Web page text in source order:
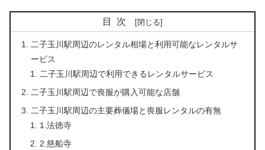
目次
二子玉川駅周辺のレンタル相場と利用可能なレンタルサ
ービス
二子玉川駅周辺で利用できるレンタルサービス
二子玉川駅周辺で喪服が購入可能な店舗
二子玉川駅周辺の主要葬儀場と喪服レンタルの有無
1.法徳寺
2.慈船寺